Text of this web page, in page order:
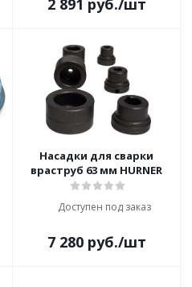
2 891 руб./шт
Насадки для сварки
враструб 63 мм HURNER
Доступен под заказ
7 280руб./шт